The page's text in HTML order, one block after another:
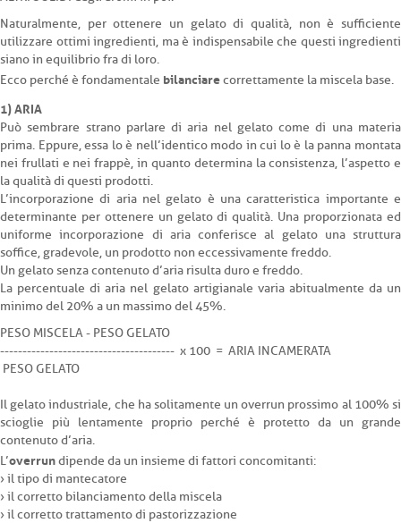
Naturalmente, per ottenere un gelato di qualità, non è sufficiente
utilizzare ottimi ingredienti, ma è indispensabile che questi ingredienti
siano in equilibrio fra di loro.
Ecco perché è fondamentale bilanciarecorrettamente la miscela base.
1) ARIA
Può sembrare strano parlare di aria nel gelato come di una materia
prima. Eppure, essa lo è nell’identico modo in cui lo è la panna montata
nei frullati e nei frappè, in quanto determina la consistenza, l’aspetto e
la qualità di questi prodotti.
L’incorporazione di aria nel gelato è una caratteristica importante e
determinante per ottenere un gelato di qualità. Una proporzionata ed
uniforme incorporazione di aria conferisce al gelato una struttura
soffice, gradevole, un prodotto non eccessivamente freddo.
Un gelato senza contenuto d’aria risulta duro e freddo.
La percentuale di aria nel gelato artigianale varia abitualmente da un
minimo del 20% a un massimo del 45%.
PESO MISCELA - PESO GELATO
--------------------------------------- x 100 = ARIA INCAMERATA
PESO GELATO
Il gelato industriale, che ha solitamente un overrun prossimo al 100% si
scioglie più lentamente proprio perché è protetto da un grande
contenuto d’aria.
L’overrundipende da un insieme di fattori concomitanti:
› il tipo di mantecatore
› il corretto bilanciamento della miscela
› il corretto trattamento di pastorizzazione